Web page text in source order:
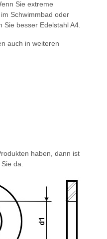
Sie extreme
Schwimmbad oder
besser Edelstahl A4.
auch in weiteren
haben, dann ist
da.